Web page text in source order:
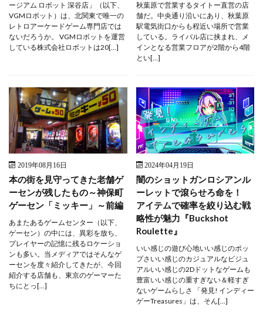
ージアム ロボット 深谷店」（以下、
VGMロボット）は、北関東で唯一の
レトロアーケードゲーム専門店では
ないだろうか。 VGMロボットを運営
している株式会社ロボットは20[…]
秋葉原で営業するタイトー直営の店
舗だ。中央通り沿いにあり、秋葉原
駅電気街口からも程近い場所で営業
している。ライバル店に挟まれ、メ
インとなる営業フロアが2階から4階
とい[…]
2019年08月16日
本の街を見守ってきた老舗ゲ
ーセンが残したもの～神保町
ゲーセン「ミッキー」～前編
あまたあるゲームセンター（以下、
ゲーセン）の中には、異彩を放ち、
プレイヤーの記憶に残るロケーショ
ンも多い。当メディアではそんなゲ
ーセンを度々紹介してきたが、今回
紹介する店舗も、東京のゲーマーた
ちにとっ[…]
2024年04月19日
闇のショットガンロシアンル
ーレットで滾らせろ命を！
アイテムで確率を絞り込む戦
略性が魅力『Buckshot
Roulette』
いい感じの遊び心地いい感じのポッ
プさいい感じのカジュアルなビジュ
アルいい感じの2Dドットなゲームも
豊富いい感じの重すぎない＆軽すぎ
ないゲームらしさ 「発見! インディー
ゲーTreasures」は、そん[…]